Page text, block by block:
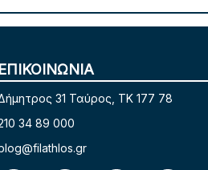
31 Ταύρος, TK 177 78
34 89 000